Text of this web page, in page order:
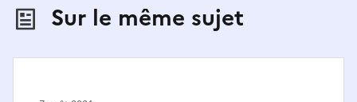
Sur le même sujet